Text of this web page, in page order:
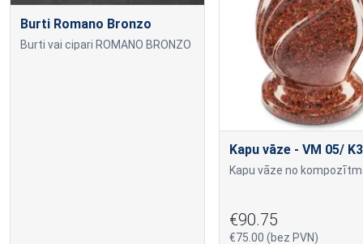
Burti Romano Bronzo
Burti vai cipari ROMANO BRONZO
Kapu vāze - VM 05/ K3
€90.75
€75.00 (bez PVN)